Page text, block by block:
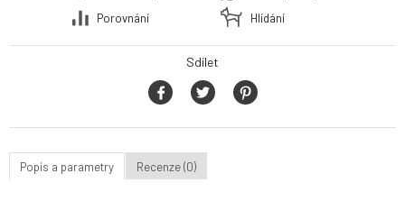
Porovnání
Hlídání
Sdílet
Popis a parametry Recenze (0)